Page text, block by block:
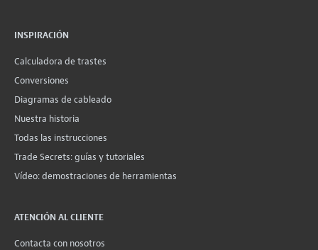
INSPIRACIÓN
Calculadora de trastes
Conversiones
Diagramas de cableado
Nuestra historia
Todas las instrucciones
Trade Secrets: guías y tutoriales
Vídeo: demostraciones de herramientas
ATENCIÓN AL CLIENTE
Contacta con nosotros